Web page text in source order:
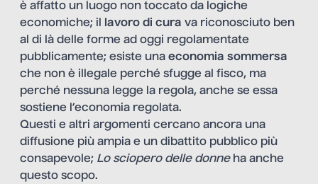
è affatto un luogo non toccato da logiche
economiche; il
lavoro di cura va riconosciuto ben
al di là delle forme ad oggi regolamentate
pubblicamente; esiste una economia sommersa
che non è illegale perché sfugge al fisco, ma
perché nessuna legge la regola, anche se essa
sostiene l’economia regolata.
Questi e altri argomenti cercano ancora una
diffusione più ampia e un dibattito pubblico più
consapevole; Lo sciopero delle donneha anche
questo scopo.